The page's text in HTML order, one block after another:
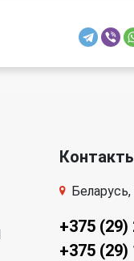
+375
+375